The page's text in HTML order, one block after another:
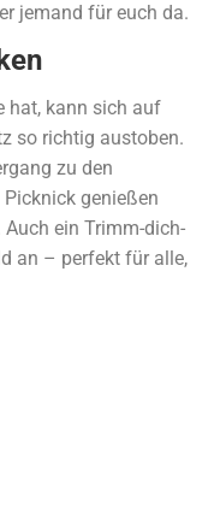
jemand für euch da.
hat, kann sich auf
so richtig austoben.
zu den
Picknick genießen
ein Trimm-dich-
an – perfekt für alle,